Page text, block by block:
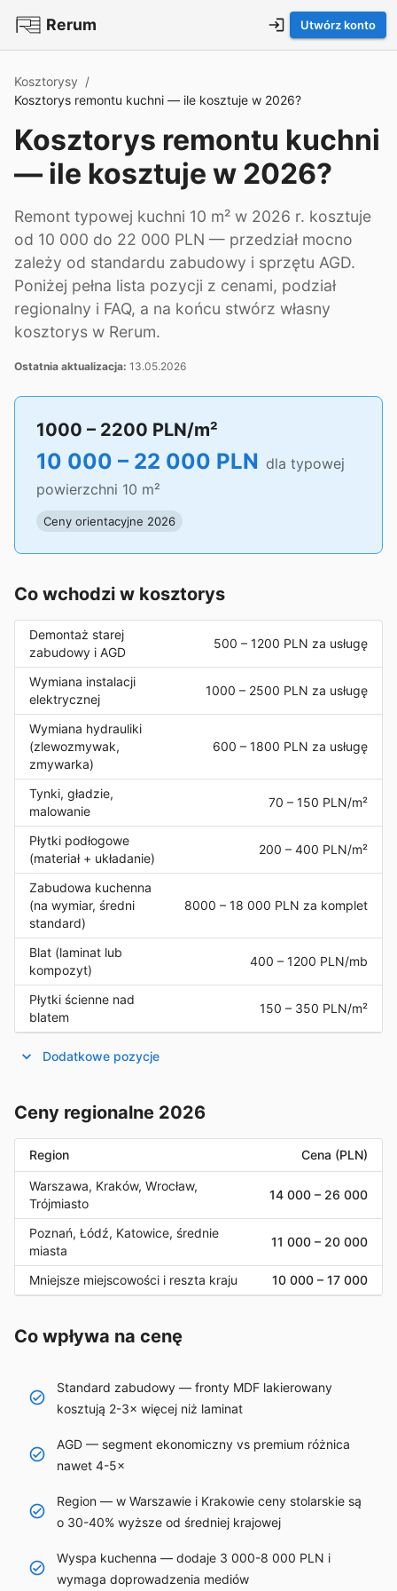
Rerum Utwórz konto
Kosztorysy /
Kosztorys remontu kuchni — ile kosztuje w 2026?
Kosztorys remontu kuchni
— ile kosztuje w 2026?
Remont typowej kuchni 10 m² w 2026 r. kosztuje
od 10 000 do 22 000 PLN — przedział mocno
zależy od standardu zabudowy i sprzętu AGD.
Poniżej pełna lista pozycji z cenami, podział
regionalny i FAQ, a na końcu stwórz własny
kosztorys w Rerum.
Ostatnia aktualizacja: 13.05.2026
1000 – 2200 PLN/m²
10 000 – 22 000 PLN dla typowej
powierzchni 10 m²
Ceny orientacyjne 2026
Co wchodzi w kosztorys
Demontaż starej
zabudowy i AGD
500 – 1200 PLN za usługę
Wymiana instalacji
elektrycznej
1000 – 2500 PLN za usługę
Wymiana hydrauliki
(zlewozmywak,
zmywarka)
600 – 1800 PLN za usługę
Tynki, gładzie,
malowanie
70 – 150 PLN/m²
Płytki podłogowe
(materiał + układanie)
200 – 400 PLN/m²
Zabudowa kuchenna
(na wymiar, średni
standard)
8000 – 18 000 PLN za komplet
Blat (laminat lub
kompozyt)
400 – 1200 PLN/mb
Płytki ścienne nad
blatem
150 – 350 PLN/m²
Dodatkowe pozycje
Ceny regionalne 2026
Region Cena (PLN)
Warszawa, Kraków, Wrocław,
Trójmiasto
14 000 – 26 000
Poznań, Łódź, Katowice, średnie
miasta
11 000 – 20 000
Mniejsze miejscowości i reszta kraju 10 000 – 17 000
Co wpływa na cenę
Standard zabudowy — fronty MDF lakierowany
kosztują 2-3× więcej niż laminat
AGD — segment ekonomiczny vs premium różnica
nawet 4-5×
Region — w Warszawie i Krakowie ceny stolarskie są
o 30-40% wyższe od średniej krajowej
Wyspa kuchenna — dodaje 3 000-8 000 PLN i
wymaga doprowadzenia mediów